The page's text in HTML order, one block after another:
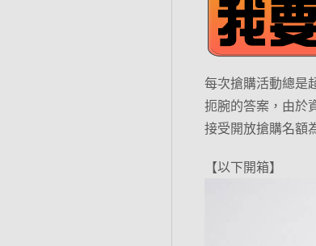
每次搶購活動總是
扼腕的答案，由於
接受開放搶購名額
【以下開箱】